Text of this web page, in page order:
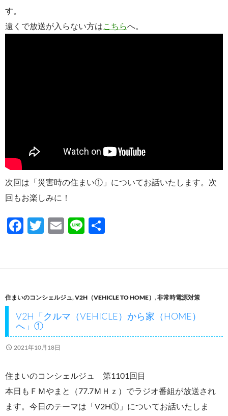
す。
遠くで放送が入らない方はこちらへ。
次回は「災害時の住まい①」についてお話いたします。次
回もお楽しみに！
F
b
o
k
T
er
E
Li
住まいのコンシェルジュ,V2H（VEHICLE TO HOME） ,非常時電源対策
V2H「クルマ（VEHICLE）から家（HOME）
へ」①
2021年10月18日
住まいのコンシェルジュ 第1101回目
本日もＦＭやまと（77.7ＭＨｚ）でラジオ番組が放送され
ます。今日のテーマは「V2H①」についてお話いたしま